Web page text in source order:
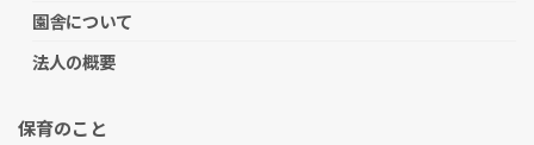
園舎について
法人の概要
保育のこと